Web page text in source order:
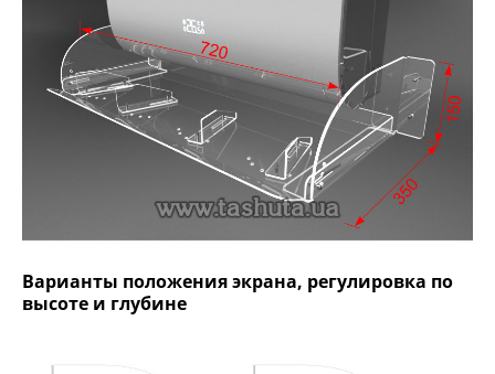
Варианты положения экрана, регулировка по
высоте и глубине